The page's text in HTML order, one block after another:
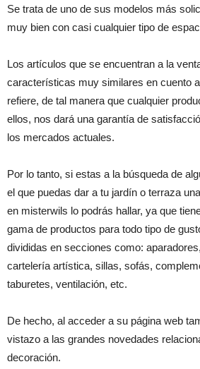
Se trata de uno de sus modelos más
muy bien con casi cualquier tipo de
Los artículos que se encuentran a la
características muy similares en cuento
refiere, de tal manera que cualquier
ellos, nos dará una garantía de
los mercados actuales.
Por lo tanto, si estas a la búsqueda de
el que puedas dar a tu jardín o terraza
en misterwils lo podrás hallar, ya que
gama de productos para todo tipo de
divididas en secciones como:
cartelería artística, sillas, sofás,
taburetes, ventilación, etc.
De hecho, al acceder a su página web
vistazo a las grandes novedades
decoración.